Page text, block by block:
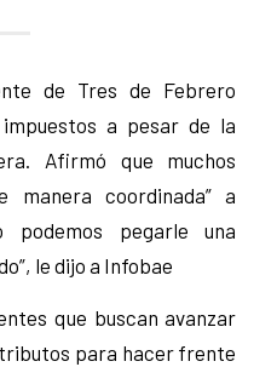
de Tres de Febrero
a pesar de la
Afirmó que muchos
manera coordinada” a
pegarle una
le dijo a Infobae
que buscan avanzar
para hacer frente